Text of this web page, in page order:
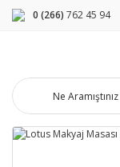
0 (266) 762 45 94